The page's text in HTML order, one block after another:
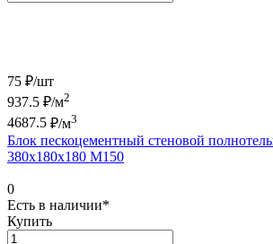
75 ₽/шт
937.5 ₽/м2
4687.5 ₽/м3
Блок пескоцементный стеновой
380х180х180 М150
0
Есть в наличии*
Купить